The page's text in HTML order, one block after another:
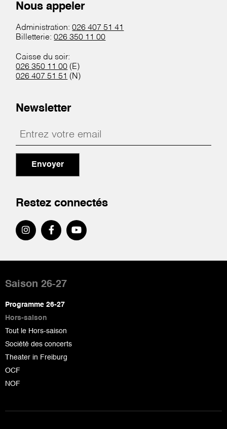
Nous appeler
Administration:026 407 51 41
Billetterie:026 350 11 00
Caisse du soir:
026 350 11 00 (E)
026 407 51 51 (N)
Newsletter
Envoyer
Restez connectés
de
page
Saison 26-27
Programme 26-27
Hors-saison
Tout le Hors-saison
Société des concerts
Theater in Freiburg
OCF
NOF